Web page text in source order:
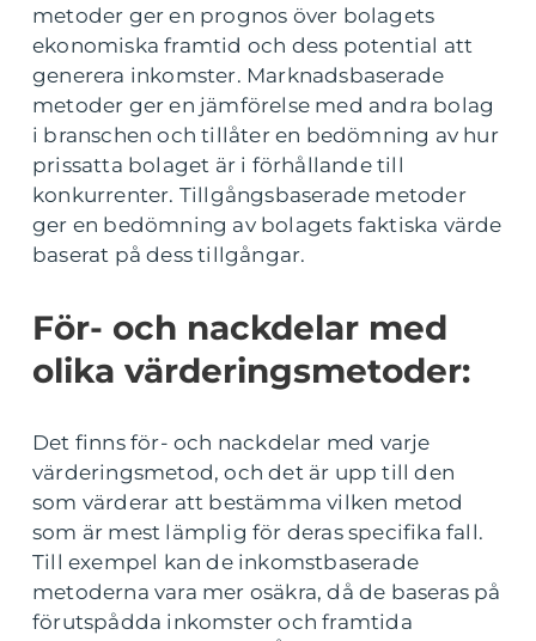
metoder ger en prognos över bolagets
ekonomiska framtid och dess potential att
generera inkomster. Marknadsbaserade
metoder ger en jämförelse med andra bolag
i branschen och tillåter en bedömning av hur
prissatta bolaget är i förhållande till
konkurrenter. Tillgångsbaserade metoder
ger en bedömning av bolagets faktiska värde
baserat på dess tillgångar.
För- och nackdelar med
olika värderingsmetoder:
Det finns för- och nackdelar med varje
värderingsmetod, och det är upp till den
som värderar att bestämma vilken metod
som är mest lämplig för deras specifika fall.
Till exempel kan de inkomstbaserade
metoderna vara mer osäkra, då de baseras på
förutspådda inkomster och framtida